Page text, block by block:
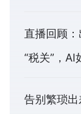
直播回顾
“税关”，AI
告别繁琐